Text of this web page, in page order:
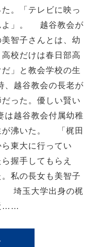
。「テレビに映っ
よ」。 越谷教会が
智子さんとは、幼
校だけは春日部高
」と教会学校の生
越谷教会の長老が
った。優しい賢い
越谷教会付属幼稚
が沸いた。 「梶田
東大に行ってい
握手してもらえ
私の長女も美智子
埼玉大学出身の梶
……